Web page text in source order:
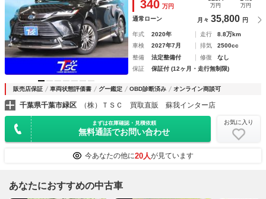
340 万円 万円 万円
通常ローン 月々 35,800 円
年式 2020年 走行
8.8万km
車検
2027年7月 排気
2500cc
整備
法定整備付 修復
なし
保証
保証付 (12ヶ月・走行無制限)
販売店保証 車両状態評価書 グー鑑定 OBD診断済み オンライン商談可
千葉県千葉市緑区 （株）ＴＳＣ 買取直販 蘇我インター店
まずは在庫確認・見積依頼
無料通話でお問い合わせ
お気に入り
今あなたの他に20人が見ています
あなたにおすすめの中古車